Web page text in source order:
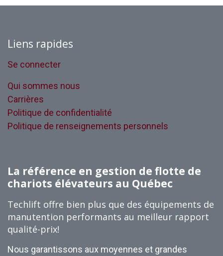
Liens rapides
Se connecter
Qui sommes nous
Carrières
Politique de confidentialité
Politique de renseignements personnels
La référence en gestion de flotte de
chariots élévateurs au Québec
Techlift offre bien plus que des équipements de
manutention performants au meilleur rapport
qualité-prix!
Nous garantissons aux moyennes et grandes